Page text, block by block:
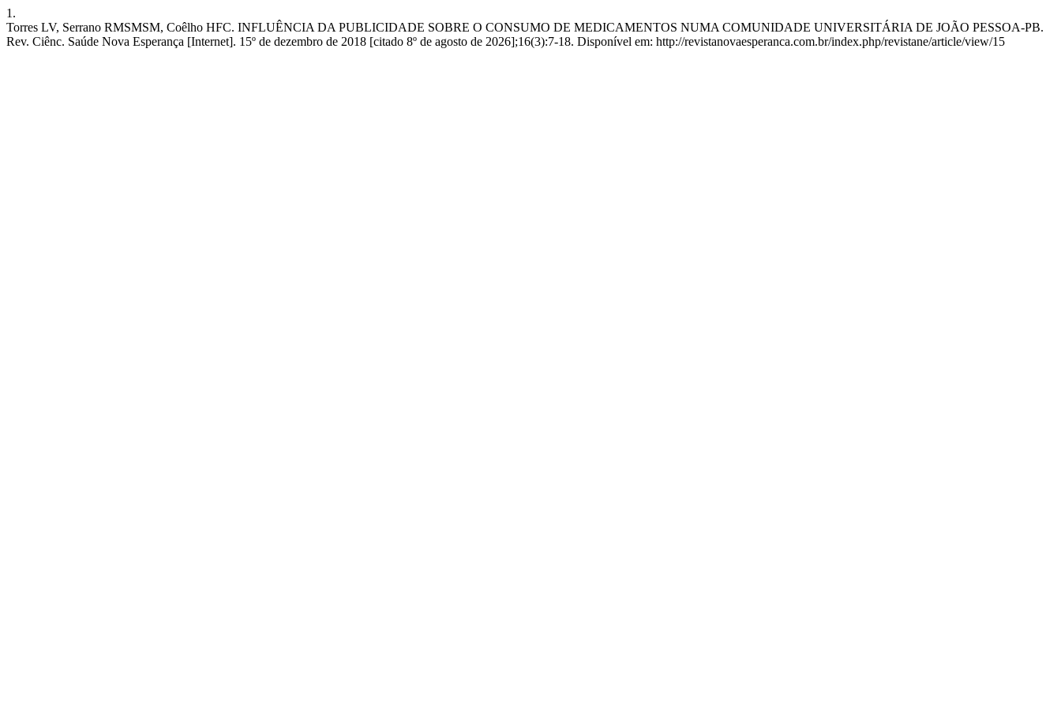
1.
Torres LV, Serrano RMSMSM, Coêlho HFC. INFLUÊNCIA DA PUBLICIDADE SOBRE O CONSUMO DE MEDICAMENTOS NUMA COMUNIDADE UNIVERSITÁRIA DE JOÃO PESSOA-PB.
Rev. Ciênc. Saúde Nova Esperança [Internet]. 15º de dezembro de 2018 [citado 8º de agosto de 2026];16(3):7-18. Disponível em: http://revistanovaesperanca.com.br/index.php/revistane/article/view/15